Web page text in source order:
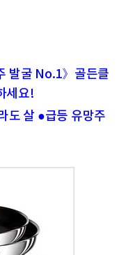
발굴 No.1》골든클
세요!
도 살 ●급등 유망주